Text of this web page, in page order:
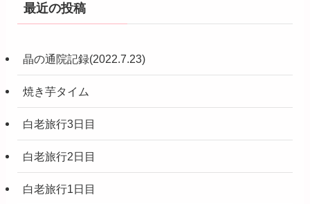
最近の投稿
晶の通院記録(2022.7.23)
焼き芋タイム
白老旅行3日目
白老旅行2日目
白老旅行1日目